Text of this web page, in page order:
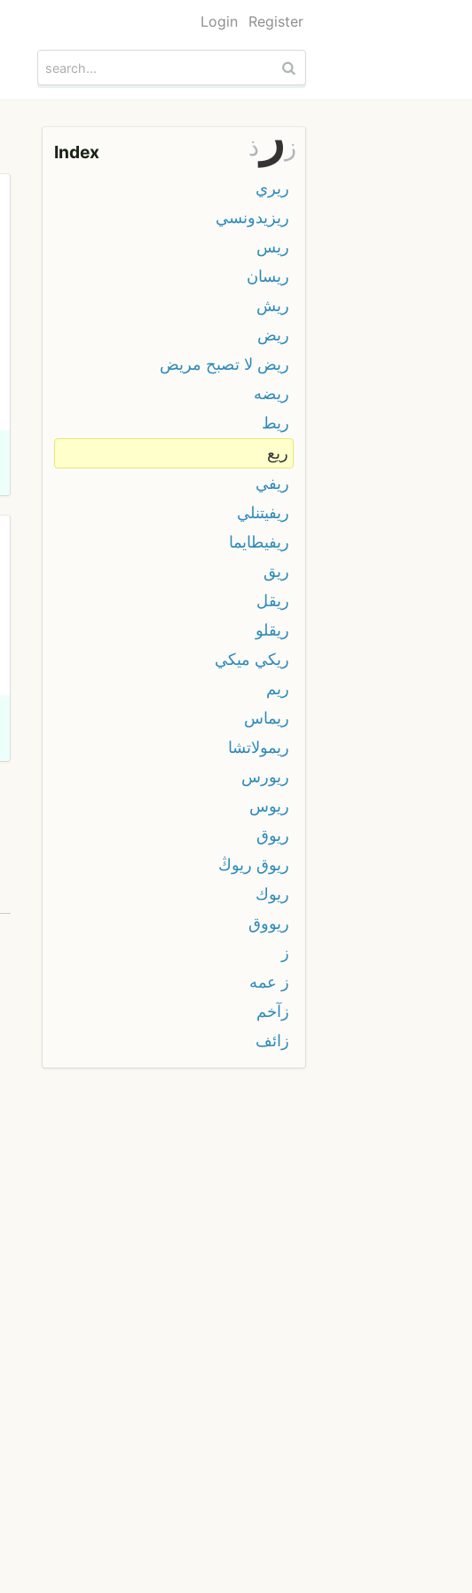
Login Register
Index ذ ر ز
ريري
ريزيدونسي
ريس
ريسان
ريش
ريض
ريض لا تصبح مريض
ريضه
ريط
ريع
ريفي
ريفيتنلي
ريفيطايما
ريق
ريقل
ريقلو
ريكي ميكي
ريم
ريماس
ريمولاتشا
ريورس
ريوس
ريوق
ريوق ريوڭ
ريوك
ريووق
ز
ز عمه
زآخم
زائف